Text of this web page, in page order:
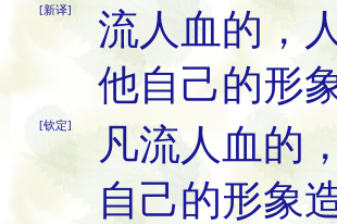
[新译]
流人血的，
他自己的形象
[钦定]
凡流人血的
自己的形象